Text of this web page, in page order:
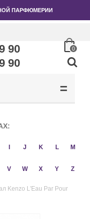
ПАРФЮМЕРИИ
90
90
0
J K L M
V W X Y Z
Kenzo L'Eau Par Pour